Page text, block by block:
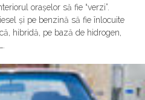
orașelor să fie “verzi”.
și pe benzină să fie înlocuite
hibridă, pe bază de hidrogen,